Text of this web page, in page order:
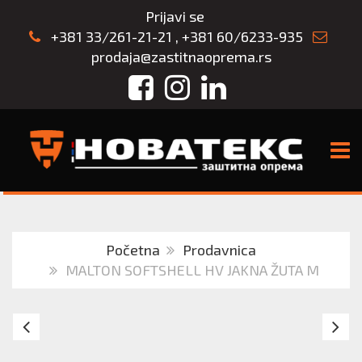
Prijavi se
+381 33/261-21-21 , +381 60/6233-935
prodaja@zastitnaoprema.rs
FacebookInstagram
LinkedIn
Početna
Prodavnica
MALTON SOFTSHELL HV JAKNA ŽUTA M
MALTON